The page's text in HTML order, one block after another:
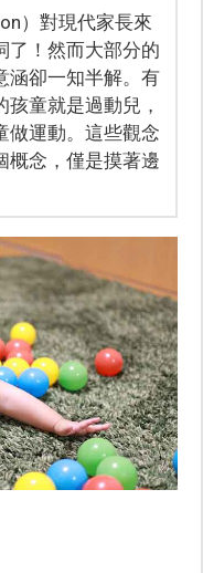
）對現代家長來
了！然而大部分的
涵卻一知半解。有
童就是過動兒，
做運動。這些觀念
概念，僅是摸著邊